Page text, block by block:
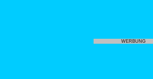
WERBUNG